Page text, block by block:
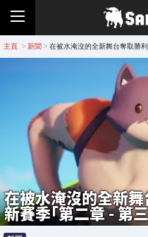
主頁 > 新聞 > 在被水淹沒的全新舞台奪取勝
在被水淹沒的全新舞
新賽季「第二章 - 第三